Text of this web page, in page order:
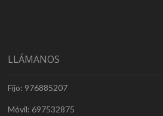
LLÁMANOS
Fijo: 976885207
Móvil: 697532875